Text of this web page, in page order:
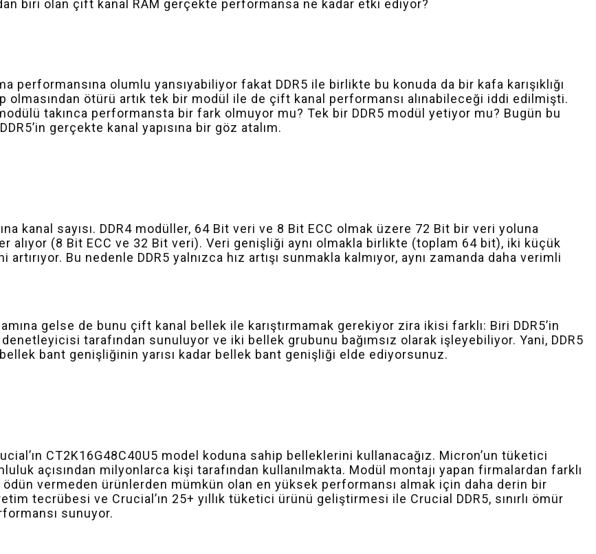
biri olan çift kanal RAM gerçekte performansa ne kadar etki ediyor?
olumlu yansıyabiliyor fakat DDR5 ile birlikte bu konuda da bir kafa karışıklığı
olmasından ötürü artık tek bir modül ile de çift kanal performansı alınabileceği iddi edilmişti.
takınca performansta bir fark olmuyor mu? Tek bir DDR5 modül yetiyor mu? Bugün bu
gerçekte kanal yapısına bir göz atalım.
kanal sayısı. DDR4 modüller, 64 Bit veri ve 8 Bit ECC olmak üzere 72 Bit bir veri yoluna
alıyor (8 Bit ECC ve 32 Bit veri). Veri genişliği aynı olmakla birlikte (toplam 64 bit), iki küçük
Bu nedenle DDR5 yalnızca hız artışı sunmakla kalmıyor, aynı zamanda daha verimli
gelse de bunu çift kanal bellek ile karıştırmamak gerekiyor zira ikisi farklı: Biri DDR5’in
tarafından sunuluyor ve iki bellek grubunu bağımsız olarak işleyebiliyor. Yani, DDR5
bant genişliğinin yarısı kadar bellek bant genişliği elde ediyorsunuz.
CT2K16G48C40U5 model koduna sahip belleklerini kullanacağız. Micron’un tüketici
açısından milyonlarca kişi tarafından kullanılmakta. Modül montajı yapan firmalardan farklı
vermeden ürünlerden mümkün olan en yüksek performansı almak için daha derin bir
tecrübesi ve Crucial’ın 25+ yıllık tüketici ürünü geliştirmesi ile Crucial DDR5, sınırlı ömür
sunuyor.